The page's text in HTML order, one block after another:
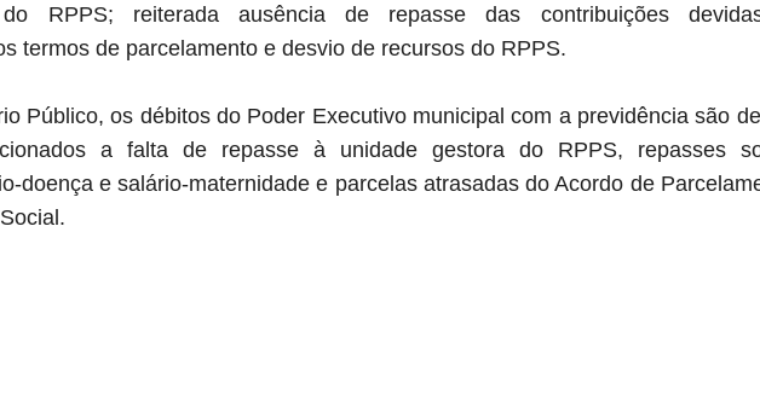
RPPS; reiterada ausência de repasse das contribuições
termos de parcelamento e desvio de recursos do RPPS.
Público, os débitos do Poder Executivo municipal com a previdência são
a falta de repasse à unidade gestora do RPPS, repasses
doença e salário-maternidade e parcelas atrasadas do Acordo de